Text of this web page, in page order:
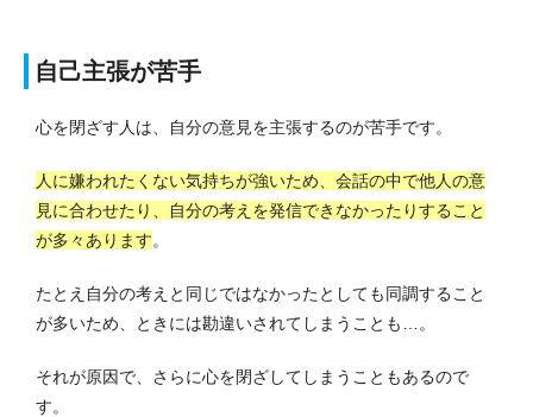
自己主張が苦手
心を閉ざす人は、自分の意見を主張するのが苦手です。
人に嫌われたくない気持ちが強いため、会話の中で他人の意
見に合わせたり、自分の考えを発信できなかったりすること
が多々あります。
たとえ自分の考えと同じではなかったとしても同調すること
が多いため、ときには勘違いされてしまうことも…。
それが原因で、さらに心を閉ざしてしまうこともあるので
す。